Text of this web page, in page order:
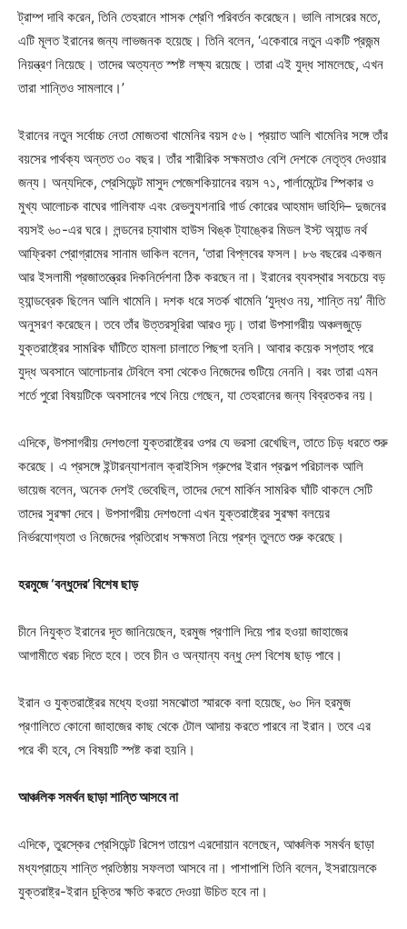
ট্রাম্প দাবি করেন, তিনি তেহরানে শাসক শ্রেণি পরিবর্তন করেছেন। ভালি নাসরের মতে,
এটি মূলত ইরানের জন্য লাভজনক হয়েছে। তিনি বলেন, ‘একেবারে নতুন একটি প্রজন্ম
নিয়ন্ত্রণ নিয়েছে। তাদের অত্যন্ত স্পষ্ট লক্ষ্য রয়েছে। তারা এই যুদ্ধ সামলেছে, এখন
তারা শান্তিও সামলাবে।’
ইরানের নতুন সর্বোচ্চ নেতা মোজতবা খামেনির বয়স ৫৬। প্রয়াত আলি খামেনির সঙ্গে তাঁর
বয়সের পার্থক্য অন্তত ৩০ বছর। তাঁর শারীরিক সক্ষমতাও বেশি দেশকে নেতৃত্ব দেওয়ার
জন্য। অন্যদিকে, প্রেসিডেন্ট মাসুদ পেজেশকিয়ানের বয়স ৭১, পার্লামেন্টের স্পিকার ও
মুখ্য আলোচক বাঘের গালিবাফ এবং রেভল্যুশনারি গার্ড কোরের আহমাদ ভাহিদি– দুজনের
বয়সই ৬০-এর ঘরে। লন্ডনের চ্যাথাম হাউস থিঙ্ক ট্যাঙ্কের মিডল ইস্ট অ্যান্ড নর্থ
আফ্রিকা প্রোগ্রামের সানাম ভাকিল বলেন, ‘তারা বিপ্লবের ফসল। ৮৬ বছরের একজন
আর ইসলামী প্রজাতন্ত্রের দিকনির্দেশনা ঠিক করছেন না। ইরানের ব্যবস্থার সবচেয়ে বড়
হ্যান্ডব্রেক ছিলেন আলি খামেনি। দশক ধরে সতর্ক খামেনি ‘যুদ্ধও নয়, শান্তি নয়’ নীতি
অনুসরণ করেছেন। তবে তাঁর উত্তরসূরিরা আরও দৃঢ়। তারা উপসাগরীয় অঞ্চলজুড়ে
যুক্তরাষ্ট্রের সামরিক ঘাঁটিতে হামলা চালাতে পিছপা হননি। আবার কয়েক সপ্তাহ পরে
যুদ্ধ অবসানে আলোচনার টেবিলে বসা থেকেও নিজেদের গুটিয়ে নেননি। বরং তারা এমন
শর্তে পুরো বিষয়টিকে অবসানের পথে নিয়ে গেছেন, যা তেহরানের জন্য বিব্রতকর নয়।
এদিকে, উপসাগরীয় দেশগুলো যুক্তরাষ্ট্রের ওপর যে ভরসা রেখেছিল, তাতে চিড় ধরতে শুরু
করেছে। এ প্রসঙ্গে ইন্টারন্যাশনাল ক্রাইসিস গ্রুপের ইরান প্রকল্প পরিচালক আলি
ভায়েজ বলেন, অনেক দেশই ভেবেছিল, তাদের দেশে মার্কিন সামরিক ঘাঁটি থাকলে সেটি
তাদের সুরক্ষা দেবে। উপসাগরীয় দেশগুলো এখন যুক্তরাষ্ট্রের সুরক্ষা বলয়ের
নির্ভরযোগ্যতা ও নিজেদের প্রতিরোধ সক্ষমতা নিয়ে প্রশ্ন তুলতে শুরু করেছে।
হরমুজে ‘বন্ধুদের’ বিশেষ ছাড়
চীনে নিযুক্ত ইরানের দূত জানিয়েছেন, হরমুজ প্রণালি দিয়ে পার হওয়া জাহাজের
আগামীতে খরচ দিতে হবে। তবে চীন ও অন্যান্য বন্ধু দেশ বিশেষ ছাড় পাবে।
ইরান ও যুক্তরাষ্ট্রের মধ্যে হওয়া সমঝোতা স্মারকে বলা হয়েছে, ৬০ দিন হরমুজ
প্রণালিতে কোনো জাহাজের কাছ থেকে টোল আদায় করতে পারবে না ইরান। তবে এর
পরে কী হবে, সে বিষয়টি স্পষ্ট করা হয়নি।
আঞ্চলিক সমর্থন ছাড়া শান্তি আসবে না
এদিকে, তুরস্কের প্রেসিডেন্ট রিসেপ তায়েপ এরদোয়ান বলেছেন, আঞ্চলিক সমর্থন ছাড়া
মধ্যপ্রাচ্যে শান্তি প্রতিষ্ঠায় সফলতা আসবে না। পাশাপাশি তিনি বলেন, ইসরায়েলকে
যুক্তরাষ্ট্র-ইরান চুক্তির ক্ষতি করতে দেওয়া উচিত হবে না।